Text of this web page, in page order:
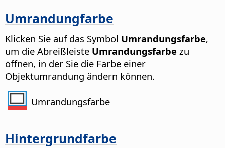
Umrandungfarbe
Klicken Sie auf das Symbol Umrandungsfarbe,
um die Abreißleiste Umrandungsfarbe zu
öffnen, in der Sie die Farbe einer
Objektumrandung ändern können.
Umrandungsfarbe
Hintergrundfarbe